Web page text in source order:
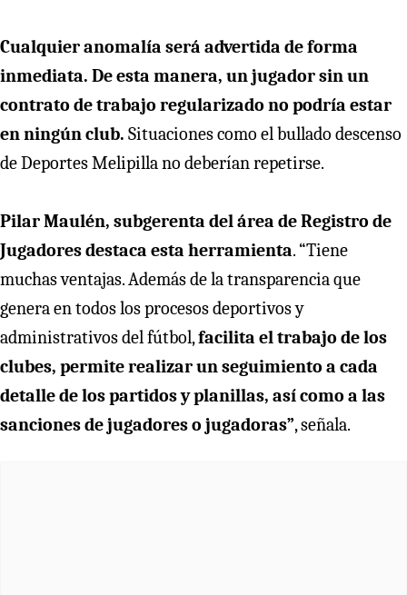
Cualquier anomalía será advertida de forma
inmediata. De esta manera, un jugador sin un
contrato de trabajo regularizado no podría estar
en ningún club. Situaciones como el bullado descenso
de Deportes Melipilla no deberían repetirse.
Pilar Maulén, subgerenta del área de Registro de
Jugadores destaca esta herramienta. “Tiene
muchas ventajas. Además de la transparencia que
genera en todos los procesos deportivos y
administrativos del fútbol,facilita el trabajo de los
clubes, permite realizar un seguimiento a cada
detalle de los partidos y planillas, así como a las
sanciones de jugadores o jugadoras”, señala.